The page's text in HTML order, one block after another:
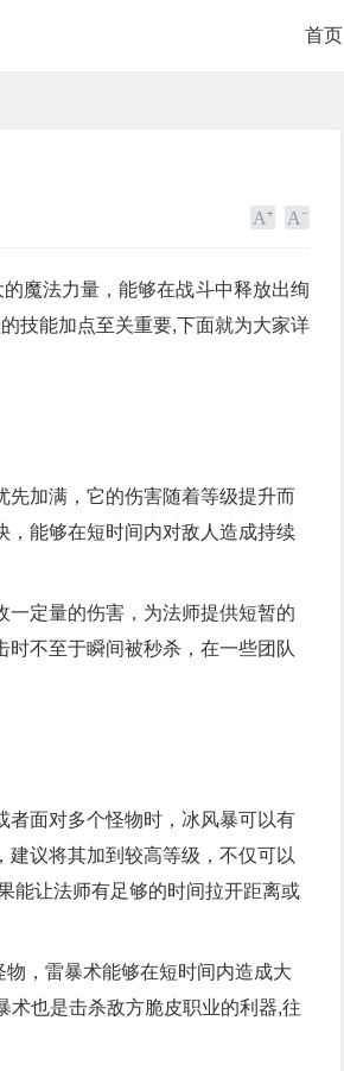
首页
魔法力量，能够在战斗中释放出绚
技能加点至关重要,下面就为大家详
先加满，它的伤害随着等级提升而
，能够在短时间内对敌人造成持续
一定量的伤害，为法师提供短暂的
不至于瞬间被秒杀，在一些团队
者面对多个怪物时，冰风暴可以有
议将其加到较高等级，不仅可以
能让法师有足够的时间拉开距离或
，雷暴术能够在短时间内造成大
术也是击杀敌方脆皮职业的利器,往